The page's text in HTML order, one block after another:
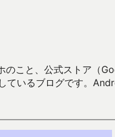
こと、公式ストア（
ているブログです。